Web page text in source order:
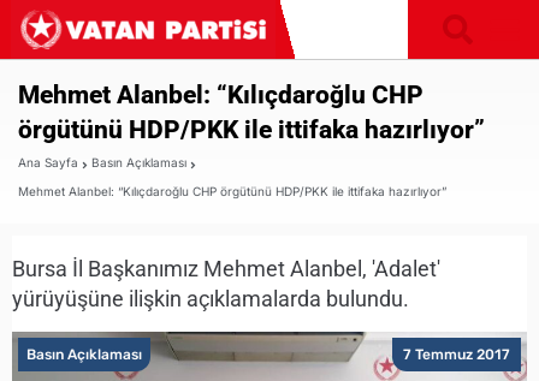
Mehmet Alanbel: “Kılıçdaroğlu CHP
örgütünü HDP/PKK ile ittifaka hazırlıyor”
Ana Sayfa
Basın Açıklaması
Mehmet Alanbel: “Kılıçdaroğlu CHP örgütünü HDP/PKK ile ittifaka hazırlıyor”
Bursa İl Başkanımız Mehmet Alanbel, 'Adalet'
yürüyüşüne ilişkin açıklamalarda bulundu.
7 Temmuz 2017
Basın Açıklaması